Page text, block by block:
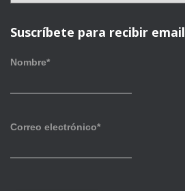
s
h
v
Suscríbete para recibir email
Nombre*
Correo electrónico*